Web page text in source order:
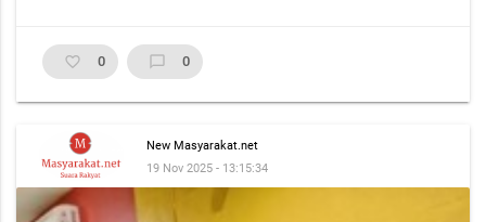
favorite_border 0 chat_bubble_outline 0
New Masyarakat.net
19 Nov 2025 - 13:15:34